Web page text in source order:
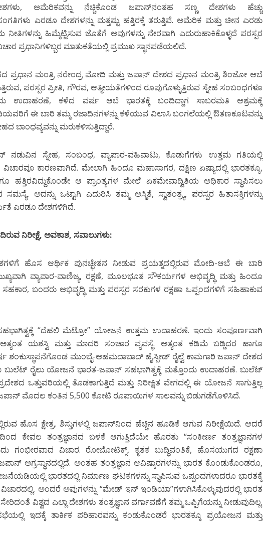
ದೇಶಗಳು, ಅಮೆರಿಕವನ್ನು ನೆಚ್ಚಿಕೊಂಡ ಜಪಾನ್‍ನಂತಹ ಸಣ್ಣ ದೇಶಗಳು ಹೆಚ್ಚು
ಎರಡೂ ದೇಶಗಳನ್ನು ಮತ್ತಷ್ಟು ಹತ್ತಿರಕ್ಕೆ ತರುತ್ತಿವೆ. ಅಮೆರಿಕ ಮತ್ತು ಚೀನ ಎರಡು
ಹಿಮ್ಮೆಟ್ಟಿಸುವ ಜೊತೆಗೆ ಅವುಗಳನ್ನು ನೇರವಾಗಿ ಎದುರುಹಾಕಿಕೊಳ್ಳದೆ ಪರಸ್ಪರ
ಪ್ರಧಾನಿಗಳಿಬ್ಬರ ಮಾತುಕತೆಯಲ್ಲಿ ಪ್ರಮುಖ ಸ್ಥಾನಪಡೆಯಲಿದೆ.
ಪ್ರಧಾನ ಮಂತ್ರಿ ನರೇಂದ್ರ ಮೋದಿ ಮತ್ತು ಜಪಾನ್ ದೇಶದ ಪ್ರಧಾನ ಮಂತ್ರಿ ಶಿಂಜೋ ಆಬೆ
ಪರಸ್ಪರ ಪ್ರೀತಿ, ಗೌರವ, ಆತ್ಮೀಯತೆಗಳಿಂದ ರೂಪುಗೊಳ್ಳುತ್ತಿರುವ ಸ್ನೇಹ ಸಂಬಂಧಗಳೂ
ಉದಾಹರಣೆ, ಕಳೆದ ವರ್ಷ ಆಬೆ ಭಾರತಕ್ಕೆ ಬಂದಿದ್ದಾಗ ಸಾಬರಮತಿ ಆಶ್ರಮಕ್ಕೆ
ಈ ಬಾರಿ ತಮ್ಮ ರಜಾದಿನಗಳನ್ನು ಕಳೆಯುವ ವಿಲಾಸಿ ಬಂಗಲೆಯಲ್ಲಿ ಔತಣಕೂಟವನ್ನು
ಬಾಂಧವ್ಯವನ್ನು ಮರುಕಳಿಸುತ್ತಿದ್ದಾರೆ.
ನಡುವಿನ ಸ್ನೇಹ, ಸಂಬಂಧ, ವ್ಯಾಪಾರ-ವಹಿವಾಟು, ಕೊಡುಗೆಗಳು ಉತ್ತಮ ಗತಿಯಲ್ಲಿ
ವಿಚಾರವೂ ಕಾರಣವಾಗಿದೆ. ಮೇಲಾಗಿ ಹಿಂದೂ ಮಹಾಸಾಗರ, ದಕ್ಷಿಣ ಏಷ್ಯಾದಲ್ಲಿ ಭಾರತಕ್ಕೂ,
ಹತ್ತಿರವಿದ್ದುಕೊಂಡೇ ಆ ಪ್ರಾಂತ್ಯಗಳ ಮೇಲೆ ಏಕಮೇವಾದ್ವಿತಿಯ ಅಧಿಕಾರ ಸ್ಥಾಪಿಸಲು
ಅದನ್ನು ಒಟ್ಟಾಗಿ ಎದುರಿಸಿ ತಮ್ಮ ಅಸ್ಮಿತೆ, ಸ್ವಾತಂತ್ರ್ಯ, ಪರಸ್ಪರ ಹಿತಾಸಕ್ತಿಗಳನ್ನು
ಎರಡೂ ದೇಶಗಳಿಗಿದೆ.
ನಿರೀಕ್ಷೆ, ಅವಕಾಶ, ಸವಾಲುಗಳು:
ಹೊಸ ಆರ್ಥಿಕ ಪುನಚ್ಛೇತನ ನೀಡುವ ಪ್ರಯತ್ನದಲ್ಲಿರುವ ಮೋದಿ-ಆಬೆ ಈ ಬಾರಿ
ವ್ಯಾಪಾರ-ವಾಣಿಜ್ಯ, ರಕ್ಷಣೆ, ಮೂಲಭೂತ ಸೌಕರ್ಯಗಳ ಅಭಿವೃದ್ಧಿ ಮತ್ತು ಹಿಂದೂ
ಬಂದರು ಅಭಿವೃದ್ಧಿ ಮತ್ತು ಪರಸ್ಪರ ಸರಕುಗಳ ರಕ್ಷಣಾ ಒಪ್ಪಂದಗಳಿಗೆ ಸಹಿಹಾಕುವ
“ದೆಹಲಿ ಮೆಟ್ರೋ” ಯೋಜನೆ ಉತ್ತಮ ಉದಾಹರಣೆ. ಇಂದು ಸಂಪೂರ್ಣವಾಗಿ
ಅತ್ಯಂತ ಯಶಸ್ವಿ ಮತ್ತು ಮಾದರಿ ಸಂಚಾರ ವ್ಯವಸ್ಥೆ. ಅತ್ಯಂತ ಕಡಿಮೆ ಬಡ್ಡಿದರ ಹಾಗೂ
ಶಂಕುಸ್ಥಾಪನೆಗೊಂಡ ಮುಂಬೈ-ಅಹಮದಾಬಾದ್ ಹೈಸ್ಪೀಡ್ ರೈಲ್ವೆ ಕಾಮಗಾರಿ ಜಪಾನ್ ದೇಶದ
ಬುಲೆಟ್ ರೈಲು ಯೋಜನೆ ಭಾರತ-ಜಪಾನ್ ಸಹಭಾಗಿತ್ವಕ್ಕೆ ಮತ್ತೊಂದು ಉದಾಹರಣೆ. ಬುಲೆಟ್
ಒತ್ತುವರಿಯಲ್ಲಿ ತೊಡಕಾಗುತ್ತಿದೆ ಮತ್ತು ನಿರೀಕ್ಷಿತ ವೇಗದಲ್ಲಿ ಈ ಯೋಜನೆ ಸಾಗುತ್ತಿಲ್ಲ
ಮೊದಲ ಕಂತಿನ 5,500 ಕೋಟಿ ರೂಪಾಯಿಗಳ ಸಾಲವನ್ನು ಬಿಡುಗಡೆಗೊಳಿಸಿದೆ.
ಹೊಸ ಕ್ಷೇತ್ರ, ಶಿಸ್ತುಗಳಲ್ಲಿ ಜಪಾನ್‍ನಿಂದ ಹೆಚ್ಚಿನ ಹೂಡಿಕೆ ಆಗುವ ನಿರೀಕ್ಷೆಯಿದೆ. ಆದರೆ
ಕೇವಲ ತಂತ್ರಜ್ಞಾನದ ಬಳಕೆ ಆಗುತ್ತಿದೆಯೇ ಹೊರತು “ಸಂಕೀರ್ಣ ತಂತ್ರಜ್ಞಾನಗಳ
ಗಂಭೀರವಾದ ವಿಚಾರ. ರೋಬೋಟಿಕ್ಸ್, ಕೃತಕ ಬುದ್ಧಿವಂತಿಕೆ, ಹೊಸಯುಗದ ರಕ್ಷಣಾ
ಜಪಾನ್ ಅಗ್ರಸ್ಥಾನದಲ್ಲಿದೆ. ಅಂತಹ ತಂತ್ರಜ್ಞಾನ ಆವಿಷ್ಕಾರಗಳನ್ನು ಭಾರತ ಕೊಂಡುಕೊಂಡರೂ,
ಭಾರತದಲ್ಲಿ ನಿರ್ಮಾಣ ಘಟಕಗಳನ್ನು ಸ್ಥಾಪಿಸುವ ಒಪ್ಪಂದಗಳಾದರೂ ಭಾರತಕ್ಕೆ
ವಿಚಾರದಲ್ಲಿ, ಅಂದರೆ ಅವುಗಳನ್ನು “ಮೇಡ್ ಇನ್ ಇಂಡಿಯಾ”ಗಳಾಗಿಸಿಕೊಳ್ಳುವುದರಲ್ಲಿ ಭಾರತ
ವಿಶ್ವದ ಎಲ್ಲಾ ದೇಶಗಳು ತಂತ್ರಜ್ಞಾನ ವರ್ಗಾವಣೆಗೆ ತಮ್ಮ ಒಪ್ಪಿಗೆಯನ್ನು ನೀಡುವುದಿಲ್ಲ.
ಇದಕ್ಕೆ ತಾರ್ಕಿಕ ಪರಿಹಾರವನ್ನು ಕಂಡುಕೊಂಡರೆ ಭಾರತಕ್ಕೂ ಪ್ರಯೋಜನ ಮತ್ತು